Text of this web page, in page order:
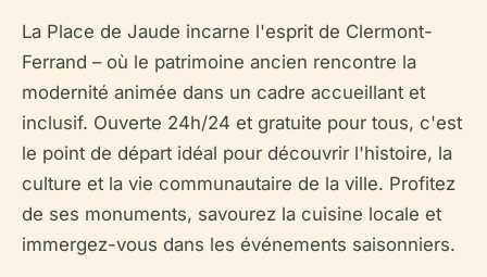
La Place de Jaude incarne l'esprit de Clermont-
Ferrand – où le patrimoine ancien rencontre la
modernité animée dans un cadre accueillant et
inclusif. Ouverte 24h/24 et gratuite pour tous, c'est
le point de départ idéal pour découvrir l'histoire, la
culture et la vie communautaire de la ville. Profitez
de ses monuments, savourez la cuisine locale et
immergez-vous dans les événements saisonniers.